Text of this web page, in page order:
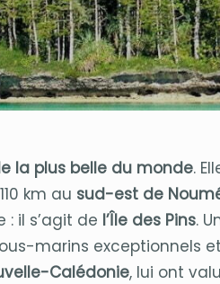
la plus belle du monde.
km au sud-est de
: il s’agit de l’Île des Pins.
marins exceptionnels
Calédonie, lui ont